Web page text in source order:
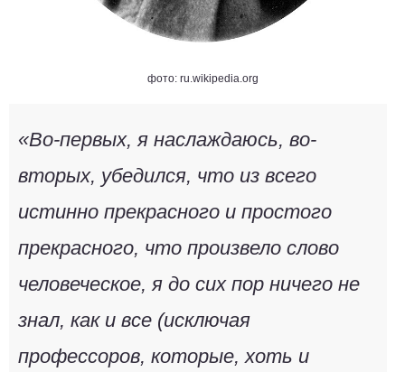
фото: ru.wikipedia.org
«Во-первых, я наслаждаюсь, во-
вторых, убедился, что из всего
истинно прекрасного и простого
прекрасного, что произвело слово
человеческое, я до сих пор ничего не
знал, как и все (исключая
профессоров, которые, хоть и